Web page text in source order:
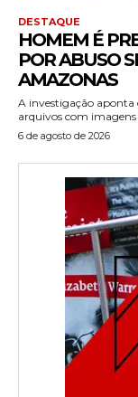
DESTAQUE
HOMEM É
POR ABUSO
AMAZONAS
A investigação
arquivos com imagens
6 de agosto de 2026